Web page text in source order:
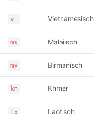
vi Vietnamesisch
ms Malaiisch
my Birmanisch
km Khmer
lo Laotisch